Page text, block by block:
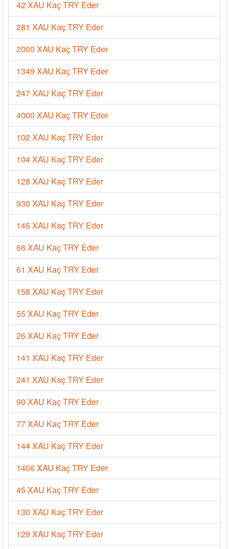
42 XAU Kaç TRY Eder
281 XAU Kaç TRY Eder
2000 XAU Kaç TRY Eder
1349 XAU Kaç TRY Eder
247 XAU Kaç TRY Eder
4000 XAU Kaç TRY Eder
102 XAU Kaç TRY Eder
104 XAU Kaç TRY Eder
128 XAU Kaç TRY Eder
930 XAU Kaç TRY Eder
145 XAU Kaç TRY Eder
66 XAU Kaç TRY Eder
61 XAU Kaç TRY Eder
158 XAU Kaç TRY Eder
55 XAU Kaç TRY Eder
26 XAU Kaç TRY Eder
141 XAU Kaç TRY Eder
241 XAU Kaç TRY Eder
90 XAU Kaç TRY Eder
77 XAU Kaç TRY Eder
144 XAU Kaç TRY Eder
1406 XAU Kaç TRY Eder
45 XAU Kaç TRY Eder
130 XAU Kaç TRY Eder
129 XAU Kaç TRY Eder